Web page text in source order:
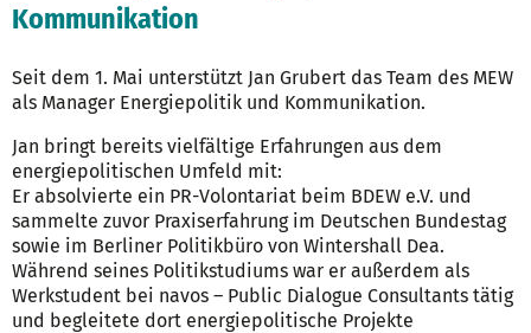
Kommunikation
Seit dem 1. Mai unterstützt Jan Grubert das Team des MEW
als Manager Energiepolitik und Kommunikation.
Jan bringt bereits vielfältige Erfahrungen aus dem
energiepolitischen Umfeld mit:
Er absolvierte ein PR-Volontariat beim BDEW e.V. und
sammelte zuvor Praxiserfahrung im Deutschen Bundestag
sowie im Berliner Politikbüro von Wintershall Dea.
Während seines Politikstudiums war er außerdem als
Werkstudent bei navos – Public Dialogue Consultants tätig
und begleitete dort energiepolitische Projekte